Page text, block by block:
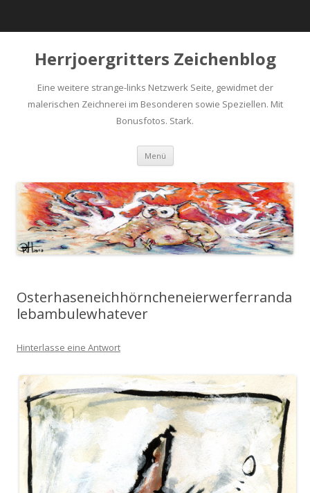
Herrjoergritters Zeichenblog
Eine weitere strange-links Netzwerk Seite, gewidmet der
malerischen Zeichnerei im Besonderen sowie Speziellen. Mit
Bonusfotos. Stark.
Menü Zum Inhalt springen
Osterhaseneichhörncheneierwerferranda
lebambulewhatever
Hinterlasse eine Antwort